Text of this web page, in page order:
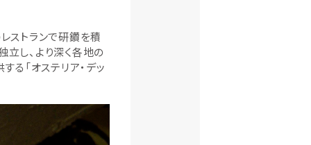
ストランで研鑽を積
立し、より深く各地の
る「オステリア・デッ